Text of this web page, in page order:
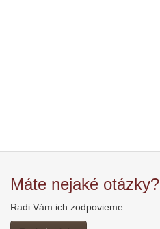
Máte nejaké otázky?
Radi Vám ich zodpovieme.